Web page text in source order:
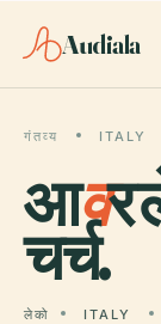
Audiala
गंतव्य ITALY
आवर
चर्च.
लेको ITALY